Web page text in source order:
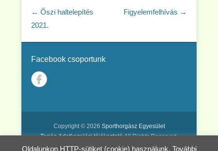
Post navigation
← Őszi haltelepítés
2021.
Figyelemfelhívás →
Facebook csoportunk
Copyright © 2026 Sporthorgász Egyesület
Tarján Adatkezelési tájékoztatóAll Rights Reserved.
Catch Kathmandu byCatch Themes
Oldalunkon HTTP-sütiket (cookie) használunk. További